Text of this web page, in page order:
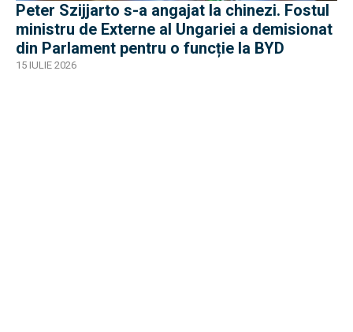
Peter Szijjarto s-a angajat la chinezi. Fostul
ministru de Externe al Ungariei a demisionat
din Parlament pentru o funcție la BYD
15 IULIE 2026